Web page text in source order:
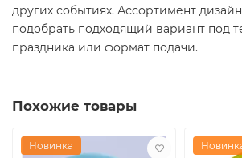
других событиях. Ассортимент
подобрать подходящий вариант под
праздника или формат подачи.
Похожие товары
Новинка